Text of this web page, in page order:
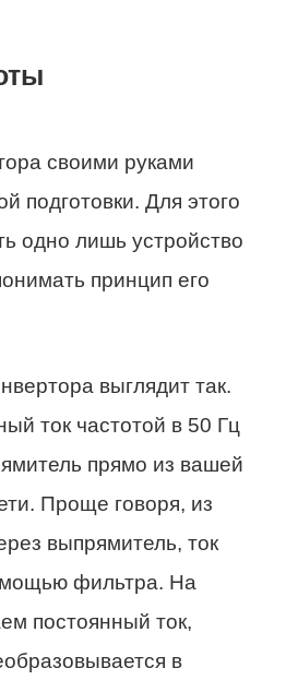
своими руками
подготовки. Для этого
одно лишь устройство
принцип его
выглядит так.
ток частотой в 50 Гц
прямо из вашей
Проще говоря, из
выпрямитель, ток
фильтра. На
постоянный ток,
в